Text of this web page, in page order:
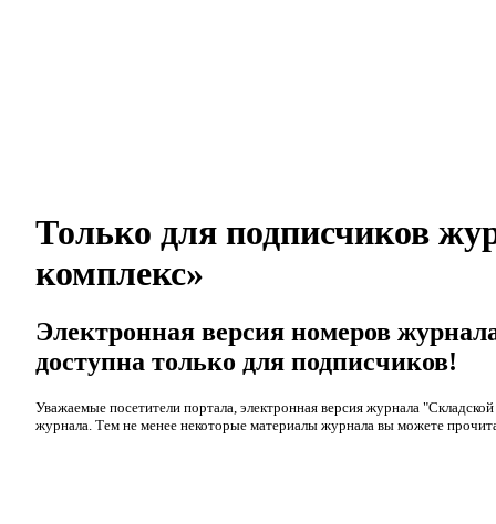
Только для подписчиков
комплекс»
Электронная версия номеров
доступна только для подписчиков!
Уважаемые посетители портала, электронная версия журнала
журнала. Тем не менее некоторые материалы журнала вы можете